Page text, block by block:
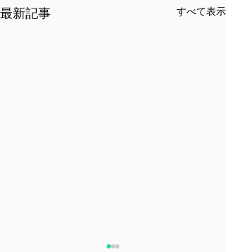
最新記事 すべて表示